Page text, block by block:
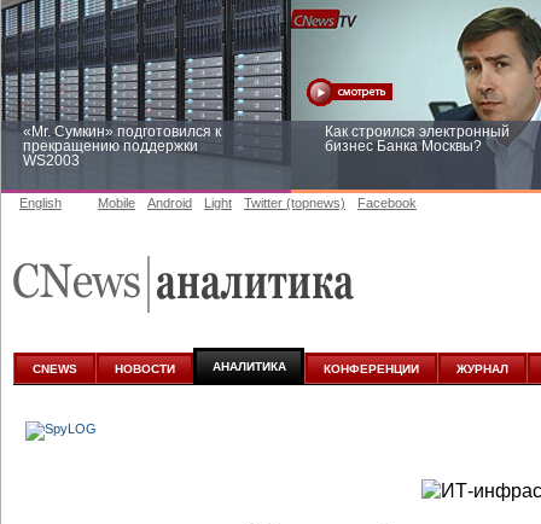
«Mr. Сумкин» подготовился к
прекращению поддержки
WS2003
Как строился электронный
бизнес Банка Москвы?
аналитике
English Mobile Android Light Twitter (topnews) Facebook
CNEWS НОВОСТИ АНАЛИТИКА КОНФЕРЕНЦИИ ЖУРНАЛ